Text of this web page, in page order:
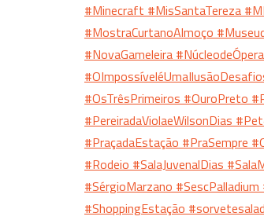
#Minecraft #MisSantaTereza
#MostraCurtanoAlmoço
#NovaGameleira #NúcleodeÓpera
#OsTrêsPrimeiros #OuroPreto
#PereiradaViolaeWilsonDias
#PraçadaEstação #PraSempre
#Rodeio #SalaJuvenalDias
#SérgioMarzano #SescPalladium
#ShoppingEstação